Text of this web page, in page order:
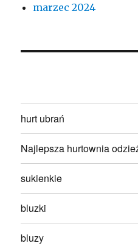
marzec 2024
hurt ubrań
Najlepsza hurtownia
sukienkie
bluzki
bluzy